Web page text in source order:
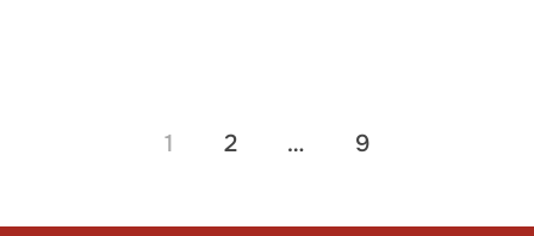
Seitennummerierung
1 2 … 9